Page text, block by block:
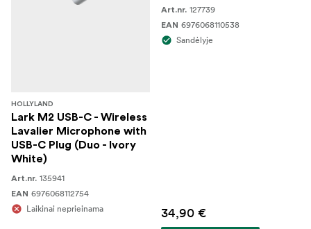
HOLLYLAND
Lark M2 USB-C - Wireless
Lavalier Microphone with
USB-C Plug (Duo - Ivory
White)
Art.nr. 135941
EAN 6976068112754
Laikinai neprieinama
Art.nr. 127739
EAN 6976068110538
Sandėlyje
34,90 €